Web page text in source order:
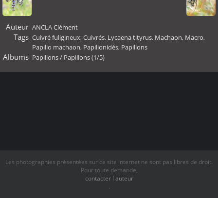
Auteur ANCLA Clément
Tags Cuivré fuligineux,Cuivrés, Lycaena tityrus, Machaon, Macro,
Papilio machaon, Papilionidés, Papillons
Albums Papillons/ Papillons (1/5)
Les photographies présentées sur ce site internet ne sont pas libres de droit.
Pour toute demande,
contacter l auteur
.